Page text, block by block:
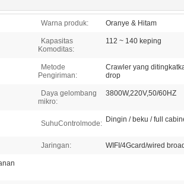
Warna produk: Oranye & Hitam
Kapasitas
Komoditas:
112 ~ 140 keping
Metode
Pengiriman:
Crawler yang
drop
Daya gelombang
mikro:
3800W,220V,50/60HZ
SuhuControlmode: Dingin / beku / full
Jaringan: WIFI/4Gcard/wired